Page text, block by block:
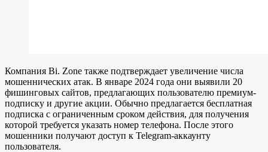
Компания Bi. Zone также подтверждает увеличение числа
мошеннических атак. В январе 2024 года они выявили 20
фишинговых сайтов, предлагающих пользователю премиум-
подписку и другие акции. Обычно предлагается бесплатная
подписка с ограниченным сроком действия, для получения
которой требуется указать номер телефона. После этого
мошенники получают доступ к Telegram-аккаунту
пользователя.